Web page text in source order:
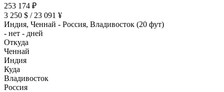
253 174 ₽
3 250 $ / 23 091 ¥
Индия, Ченнай - Россия, Владивосток (20 фут)
- нет - дней
Откуда
Ченнай
Индия
Куда
Владивосток
Россия